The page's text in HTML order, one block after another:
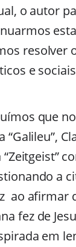
o autor
resolver
e
que
a
ao afirmar
fez de
em